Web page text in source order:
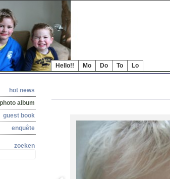
Hello!! Mo Do To Lo
hot news
photo album
guest book
enquête
zoeken